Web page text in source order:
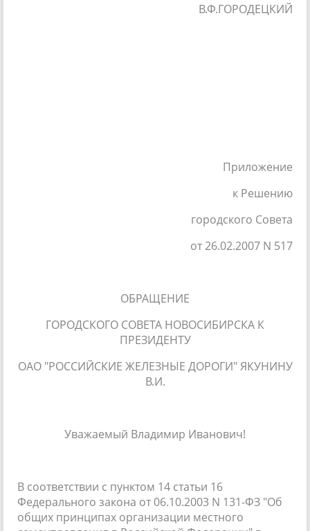
В.Ф.ГОРОДЕЦКИЙ
Приложение
к Решению
городского Совета
от 26.02.2007 N 517
ОБРАЩЕНИЕ
ГОРОДСКОГО СОВЕТА НОВОСИБИРСКА К
ПРЕЗИДЕНТУ
ОАО "РОССИЙСКИЕ ЖЕЛЕЗНЫЕ ДОРОГИ" ЯКУНИНУ
В.И.
Уважаемый Владимир Иванович!
В соответствии с пунктом 14 статьи 16
Федерального закона от 06.10.2003 N 131-ФЗ "Об
общих принципах организации местного